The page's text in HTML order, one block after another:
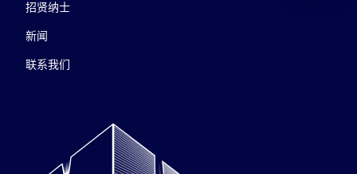
招贤纳士
新闻
联系我们